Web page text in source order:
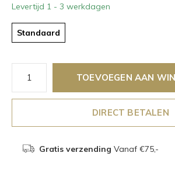
Levertijd 1 - 3 werkdagen
Standaard
TOEVOEGEN AAN
DIRECT BETALEN
Gratis verzending Vanaf €75,-